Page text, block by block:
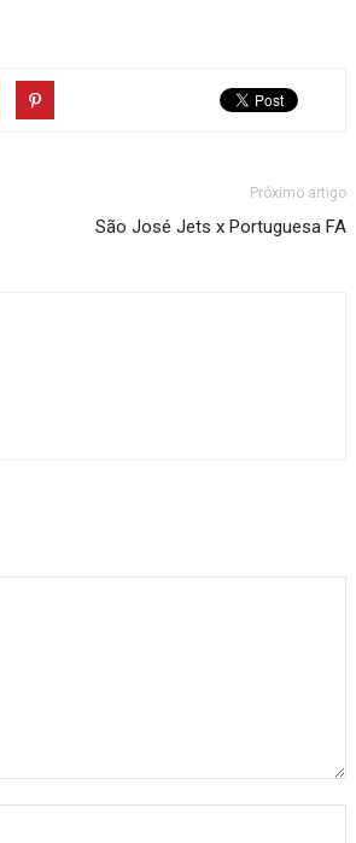
Próximo artigo
São José Jets x Portuguesa FA